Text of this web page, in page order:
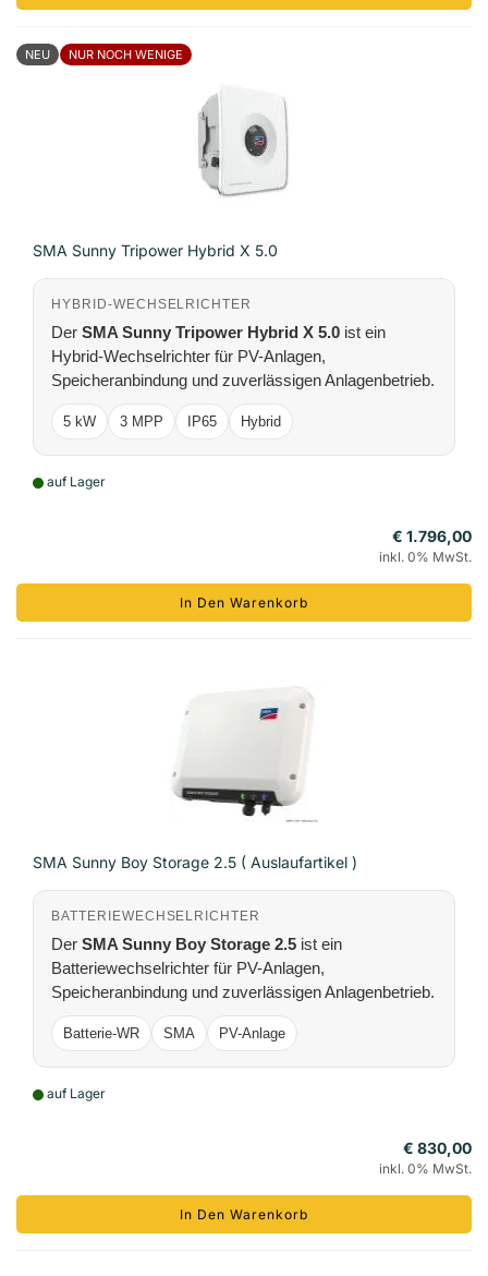
NEU NUR NOCH WENIGE
SMA Sunny Tripower Hybrid X 5.0
HYBRID-WECHSELRICHTER
Der SMA Sunny Tripower Hybrid X 5.0 ist ein
Hybrid-Wechselrichter für PV-Anlagen,
Speicheranbindung und zuverlässigen Anlagenbetrieb.
5 kW 3 MPP IP65 Hybrid
auf Lager
€ 1.796,00
inkl. 0% MwSt.
In Den Warenkorb
SMA Sunny Boy Storage 2.5 ( Auslaufartikel )
BATTERIEWECHSELRICHTER
Der SMA Sunny Boy Storage 2.5 ist ein
Batteriewechselrichter für PV-Anlagen,
Speicheranbindung und zuverlässigen Anlagenbetrieb.
Batterie-WR SMA PV-Anlage
auf Lager
€ 830,00
inkl. 0% MwSt.
In Den Warenkorb